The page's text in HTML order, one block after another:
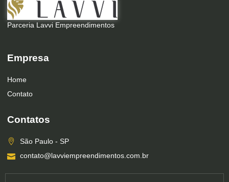
Parceria Lavvi Empreendimentos
Empresa
Home
Contato
Contatos
São Paulo - SP
contato@lavviempreendimentos.com.br